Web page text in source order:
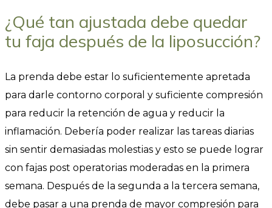
¿Qué tan ajustada debe quedar
tu faja después de la liposucción?
La prenda debe estar lo suficientemente apretada
para darle contorno corporal y suficiente compresión
para reducir la retención de agua y reducir la
inflamación. Debería poder realizar las tareas diarias
sin sentir demasiadas molestias y esto se puede lograr
con fajas post operatorias moderadas en la primera
semana. Después de la segunda a la tercera semana,
debe pasar a una prenda de mayor compresión para